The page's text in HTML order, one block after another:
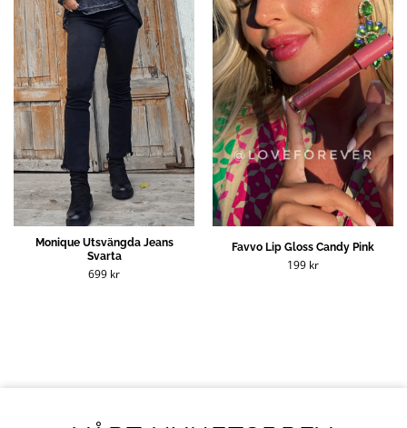
Monique Utsvängda Jeans
Svarta
699 kr
Favvo Lip Gloss Candy Pink
199 kr